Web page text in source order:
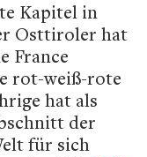
Kapitel in
Osttiroler hat
France
rot-weiß-rote
hat als
der
für sich